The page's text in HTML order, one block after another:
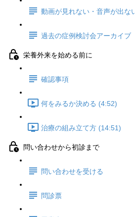
動画が見れない・音声が出な
過去の症例検討会アーカイブ
栄養外来を始める前に
確認事項
何をみるか決める (4:52)
治療の組み立て方 (14:51)
問い合わせから初診まで
問い合わせを受ける
問診票